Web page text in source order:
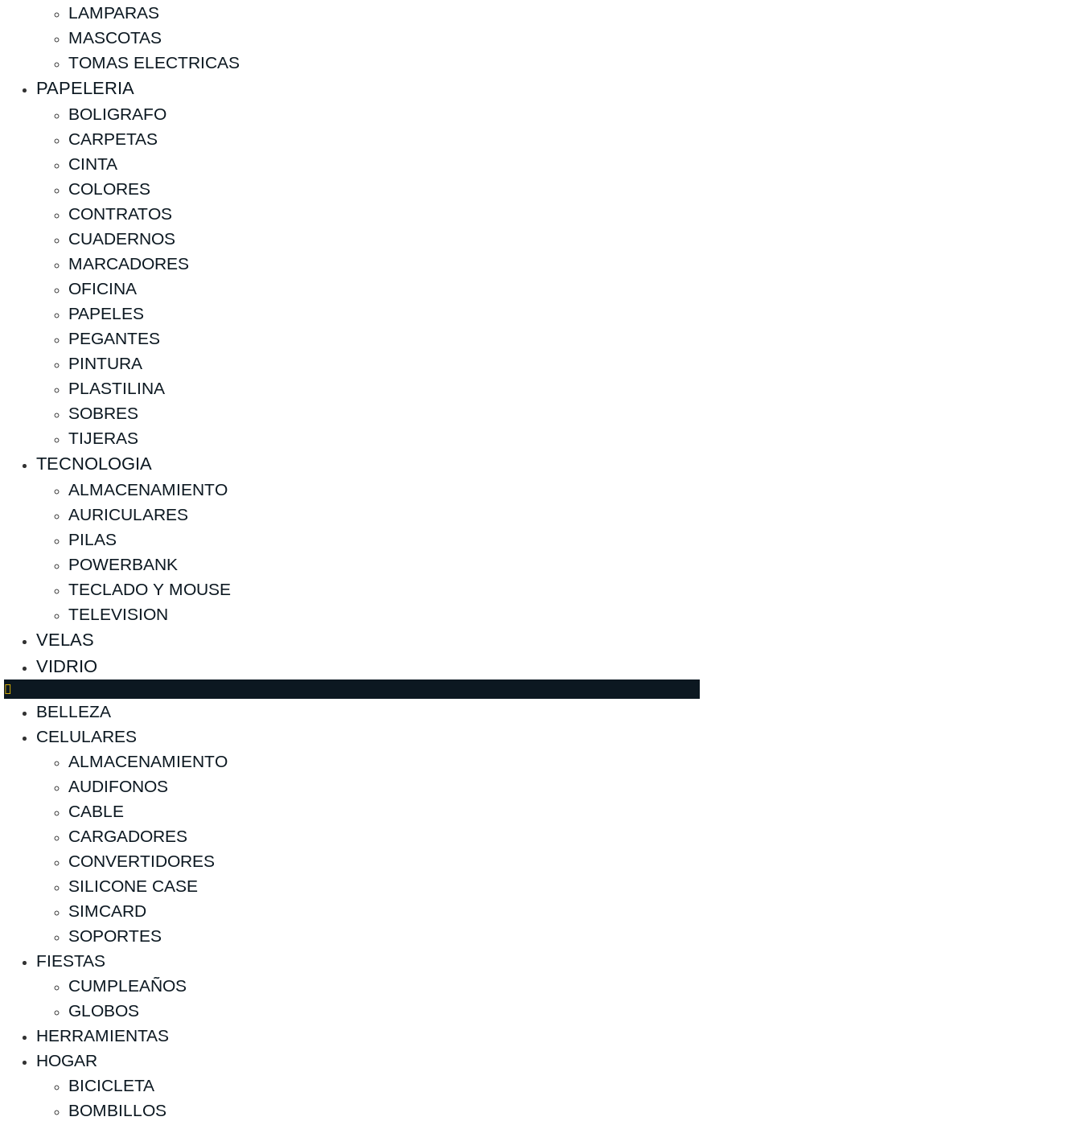
LAMPARAS
MASCOTAS
TOMAS ELECTRICAS
PAPELERIA
BOLIGRAFO
CARPETAS
CINTA
COLORES
CONTRATOS
CUADERNOS
MARCADORES
OFICINA
PAPELES
PEGANTES
PINTURA
PLASTILINA
SOBRES
TIJERAS
TECNOLOGIA
ALMACENAMIENTO
AURICULARES
PILAS
POWERBANK
TECLADO Y MOUSE
TELEVISION
VELAS
VIDRIO
BELLEZA
CELULARES
ALMACENAMIENTO
AUDIFONOS
CABLE
CARGADORES
CONVERTIDORES
SILICONE CASE
SIMCARD
SOPORTES
FIESTAS
CUMPLEAÑOS
GLOBOS
HERRAMIENTAS
HOGAR
BICICLETA
BOMBILLOS